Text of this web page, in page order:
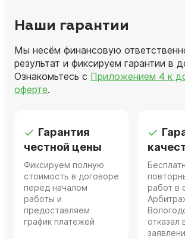
Наши гарантии
Мы несём финансовую
результат и фиксируем гарантии в
Ознакомьтесь с Приложением 4 к
оферте.
Гарантия
честной цены
Фиксируем полную
стоимость в договоре
перед началом
работы и
предоставляем
график платежей
работ в
отказал